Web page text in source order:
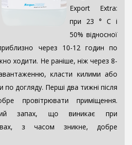
Export Extra:
при 23 ° C і
50% відносної
через 10-12 годин по
ходити. Не раніше, ніж через 8-
класти килими або
по догляду. Перші два тижні після
провітрювати приміщення.
запах, що виникає при
з часом зникне, добре